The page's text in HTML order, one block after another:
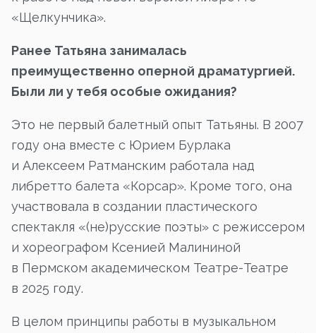
«Щелкунчика».
Ранее Татьяна занималась
преимущественно оперной драматургией.
Были ли у тебя особые ожидания?
Это не первый балетный опыт Татьяны. В 2007
году она вместе с Юрием Бурлака
и Алексеем Ратманским работала над
либретто балета «Корсар». Кроме того, она
участвовала в создании пластического
спектакля «(не)русские поэты» с режиссером
и хореографом Ксенией Малининой
в Пермском академическом Театре-Театре
в 2025 году.
В целом принципы работы в музыкальном